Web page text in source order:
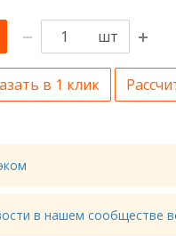
шт
в 1 клик
в нашем сообществе